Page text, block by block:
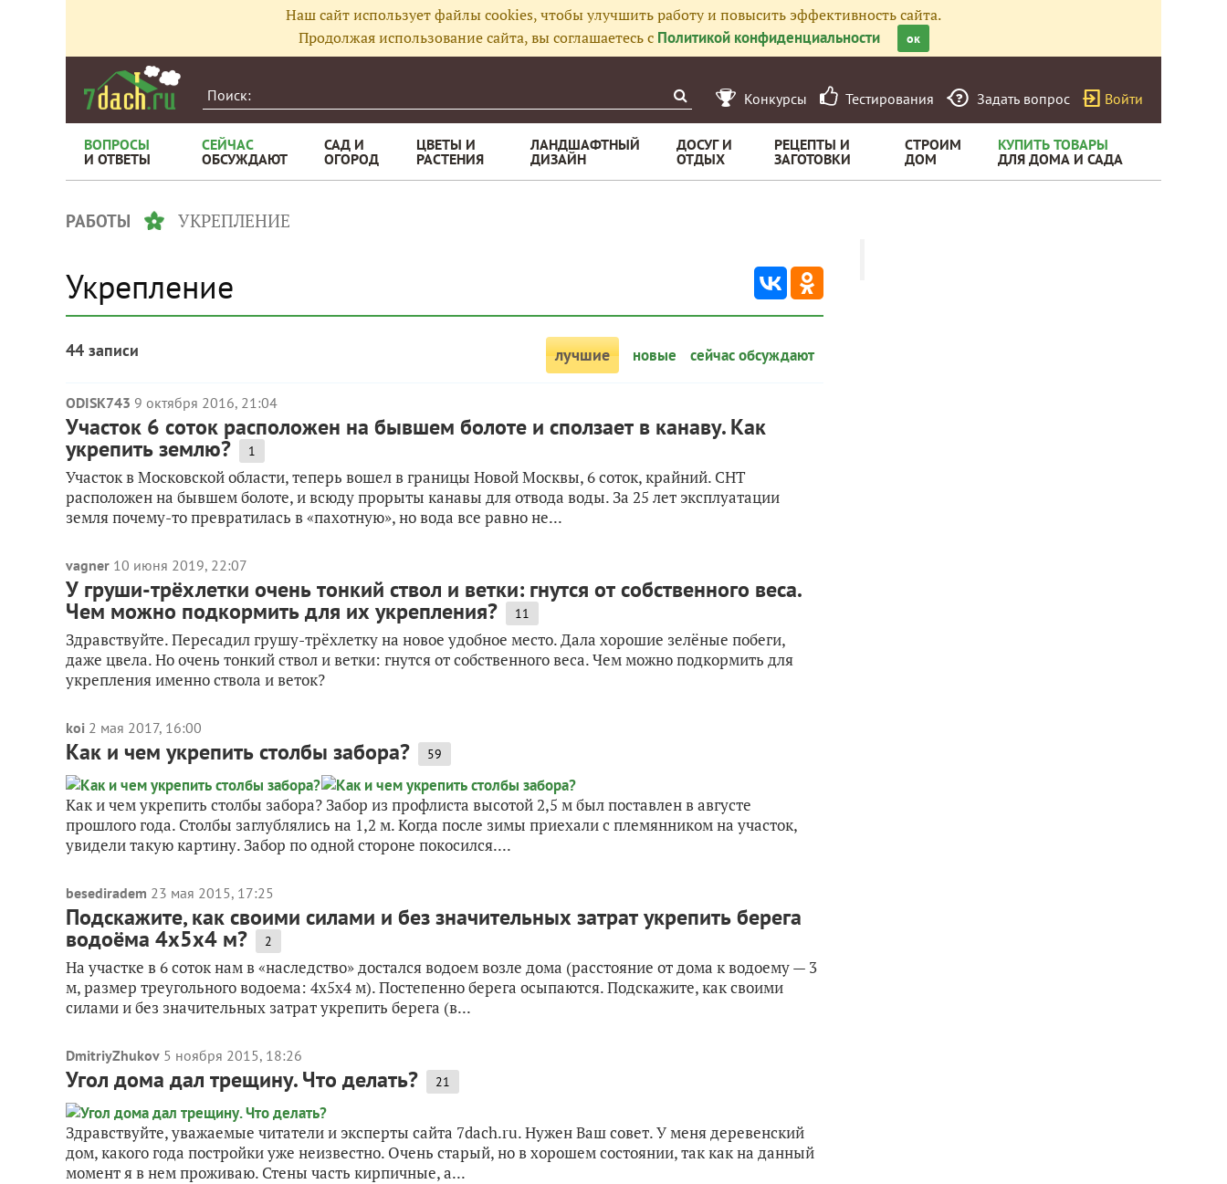
Наш сайт использует файлы cookies, чтобы улучшить работу и повысить эффективность сайта.
Продолжая использование сайта, вы соглашаетесь с Политикой конфиденциальности ок
Конкурсы Тестирования Задать вопрос Войти
ВОПРОСЫ
И ОТВЕТЫ
СЕЙЧАС
ОБСУЖДАЮТ
САД И
ОГОРОД
ЦВЕТЫ И
РАСТЕНИЯ
ЛАНДШАФТНЫЙ
ДИЗАЙН
ДОСУГ И
ОТДЫХ
РЕЦЕПТЫ И
ЗАГОТОВКИ
СТРОИМ
ДОМ
КУПИТЬ ТОВАРЫ
ДЛЯ ДОМА И САДА
РАБОТЫ УКРЕПЛЕНИЕ
Укрепление
44 записи лучшие новые сейчас обсуждают
ODISK743 9 октября 2016, 21:04
Участок 6 соток расположен на бывшем болоте и сползает в канаву. Как
укрепить землю? 1
Участок в Московской области, теперь вошел в границы Новой Москвы, 6 соток, крайний. СНТ
расположен на бывшем болоте, и всюду прорыты канавы для отвода воды. За 25 лет эксплуатации
земля почему-то превратилась в «пахотную», но вода все равно не...
vagner 10 июня 2019, 22:07
У груши-трёхлетки очень тонкий ствол и ветки: гнутся от собственного веса.
Чем можно подкормить для их укрепления? 11
Здравствуйте. Пересадил грушу-трёхлетку на новое удобное место. Дала хорошие зелёные побеги,
даже цвела. Но очень тонкий ствол и ветки: гнутся от собственного веса. Чем можно подкормить для
укрепления именно ствола и веток?
koi 2 мая 2017, 16:00
Как и чем укрепить столбы забора? 59
Как и чем укрепить столбы забора? Забор из профлиста высотой 2,5 м был поставлен в августе
прошлого года. Столбы заглублялись на 1,2 м. Когда после зимы приехали с племянником на участок,
увидели такую картину. Забор по одной стороне покосился....
besediradem 23 мая 2015, 17:25
Подскажите, как своими силами и без значительных затрат укрепить берега
водоёма 4х5х4 м? 2
На участке в 6 соток нам в «наследство» достался водоем возле дома (расстояние от дома к водоему — 3
м, размер треугольного водоема: 4х5х4 м). Постепенно берега осыпаются. Подскажите, как своими
силами и без значительных затрат укрепить берега (в...
DmitriyZhukov 5 ноября 2015, 18:26
Угол дома дал трещину. Что делать? 21
Здравствуйте, уважаемые читатели и эксперты сайта 7dach.ru. Нужен Ваш совет. У меня деревенский
дом, какого года постройки уже неизвестно. Очень старый, но в хорошем состоянии, так как на данный
момент я в нем проживаю. Стены часть кирпичные, а...